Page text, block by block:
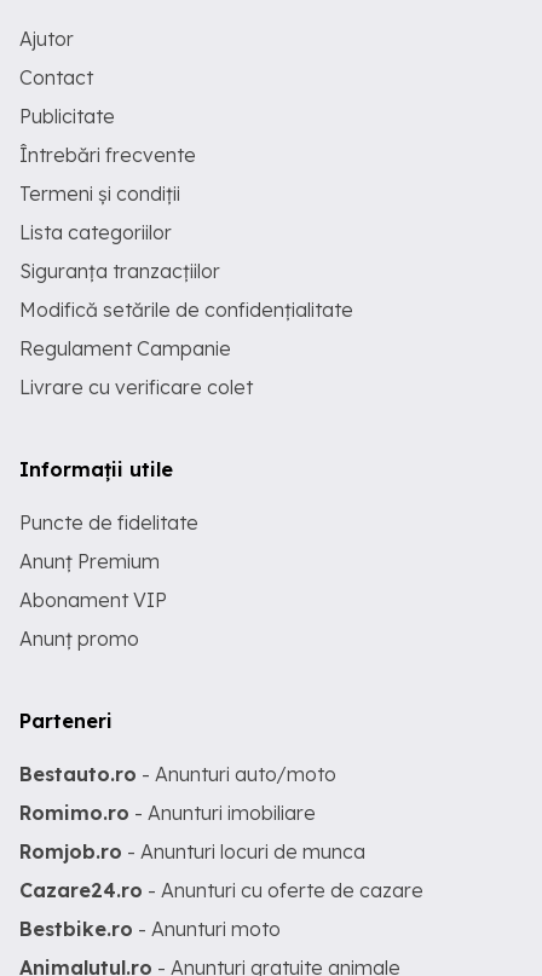
Ajutor
Contact
Publicitate
Întrebări frecvente
Termeni și condiții
Lista categoriilor
Siguranța tranzacțiilor
Modifică setările de confidențialitate
Regulament Campanie
Livrare cu verificare colet
Informații utile
Puncte de fidelitate
Anunț Premium
Abonament VIP
Anunț promo
Parteneri
Bestauto.ro - Anunturi auto/moto
Romimo.ro - Anunturi imobiliare
Romjob.ro - Anunturi locuri de munca
Cazare24.ro - Anunturi cu oferte de cazare
Bestbike.ro - Anunturi moto
Animalutul.ro - Anunturi gratuite animale